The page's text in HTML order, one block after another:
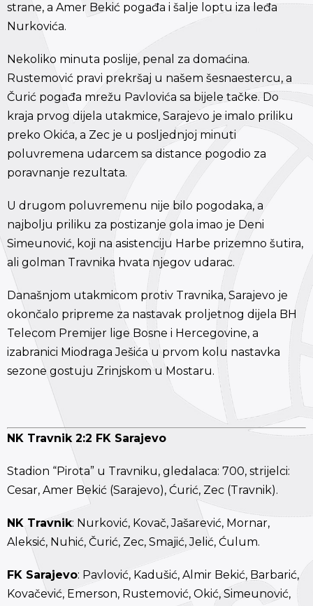
strane, a Amer Bekić pogađa i šalje loptu iza leđa
Nurkovića.
Nekoliko minuta poslije, penal za domaćina.
Rustemović pravi prekršaj u našem šesnaestercu, a
Čurić pogađa mrežu Pavlovića sa bijele tačke. Do
kraja prvog dijela utakmice, Sarajevo je imalo priliku
preko Okića, a Zec je u posljednjoj minuti
poluvremena udarcem sa distance pogodio za
poravnanje rezultata.
U drugom poluvremenu nije bilo pogodaka, a
najbolju priliku za postizanje gola imao je Deni
Simeunović, koji na asistenciju Harbe prizemno šutira,
ali golman Travnika hvata njegov udarac.
Današnjom utakmicom protiv Travnika, Sarajevo je
okončalo pripreme za nastavak proljetnog dijela BH
Telecom Premijer lige Bosne i Hercegovine, a
izabranici Miodraga Ješića u prvom kolu nastavka
sezone gostuju Zrinjskom u Mostaru.
NK Travnik 2:2 FK Sarajevo
Stadion “Pirota” u Travniku, gledalaca: 700, strijelci:
Cesar, Amer Bekić (Sarajevo), Ćurić, Zec (Travnik).
NK Travnik: Nurković, Kovač, Jašarević, Mornar,
Aleksić, Nuhić, Čurić, Zec, Smajić, Jelić, Ćulum.
FK Sarajevo: Pavlović, Kadušić, Almir Bekić, Barbarić,
Kovačević, Emerson, Rustemović, Okić, Simeunović,